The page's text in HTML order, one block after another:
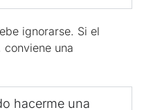
ignorarse. Si el
conviene una
hacerme una